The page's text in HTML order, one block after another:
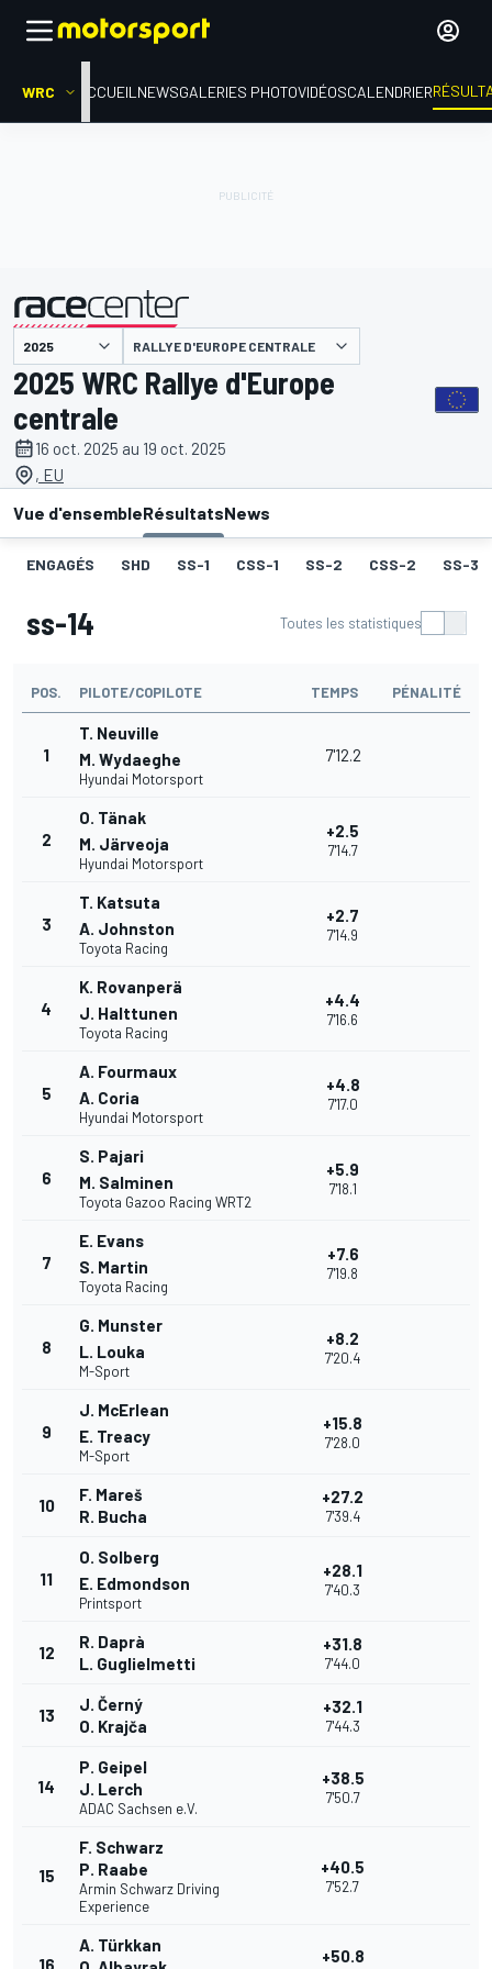
WRC ACCUEIL NEWSGALERIES PHOTOVIDÉOSCALENDRIER
présenté par RALLYE D'EUROPE CENTRALE
2025 WRC Rallye d'Europe
centrale
16 oct. 2025 au 19 oct. 2025
, EU
Vue d'ensembleRésultatsNews
ENGAGÉS SHD SS-1 CSS-1 SS-2 CSS-2 SS-3
ss-14 Toutes les statistiques
POS. PILOTE/COPILOTE TEMPS PÉNALITÉ
1
T. Neuville
M. Wydaeghe
Hyundai Motorsport
7'12.2
2
O. Tänak
M. Järveoja
Hyundai Motorsport
+2.5
7'14.7
3
T. Katsuta
A. Johnston
Toyota Racing
+2.7
7'14.9
4
K. Rovanperä
J. Halttunen
Toyota Racing
+4.4
7'16.6
5
A. Fourmaux
A. Coria
Hyundai Motorsport
+4.8
7'17.0
6
S. Pajari
M. Salminen
Toyota Gazoo Racing WRT2
+5.9
7'18.1
7
E. Evans
S. Martin
Toyota Racing
+7.6
7'19.8
8
G. Munster
L. Louka
M-Sport
+8.2
7'20.4
9
J. McErlean
E. Treacy
M-Sport
+15.8
7'28.0
10
F. Mareš
R. Bucha
+27.2
7'39.4
11
O. Solberg
E. Edmondson
Printsport
+28.1
7'40.3
12
R. Daprà
L. Guglielmetti
+31.8
7'44.0
13
J. Černý
O. Krajča
+32.1
7'44.3
14
P. Geipel
J. Lerch
ADAC Sachsen e.V.
+38.5
7'50.7
15
F. Schwarz
P. Raabe
Armin Schwarz Driving
Experience
+40.5
7'52.7
16
A. Türkkan
+50.8